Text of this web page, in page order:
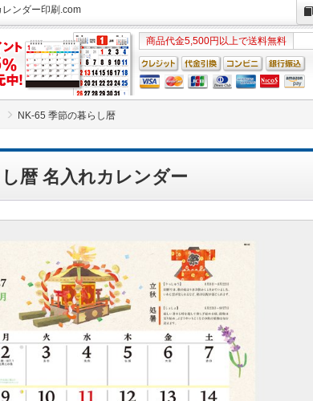
ンダー印刷.com
商品代金5,500円以上で送料無料
NK-65 季節の暮らし暦
暦 名入れカレンダー